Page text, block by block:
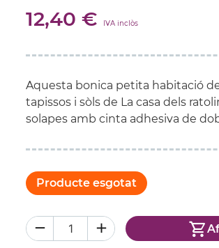
12,40 € IVA inclòs
Aquesta bonica petita habitació
tapissos i sòls de La casa dels
solapes amb cinta adhesiva de
Producte esgotat